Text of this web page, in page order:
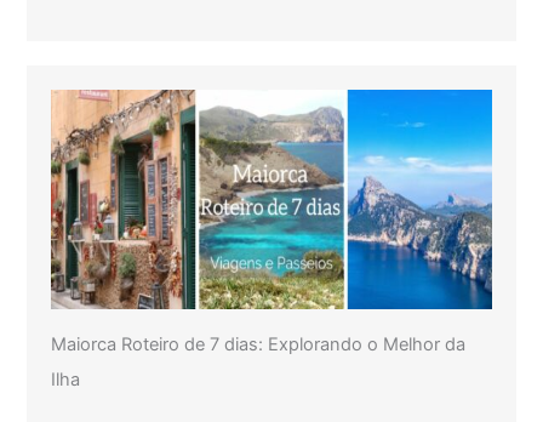
Maiorca Roteiro de 7 dias: Explorando o Melhor da
Ilha